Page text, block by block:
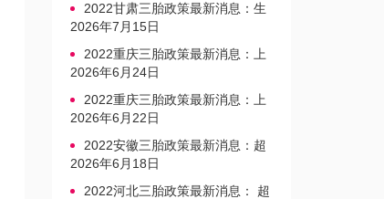
2022甘肃三胎政策最新消息：生
育产假不享受带薪福利
2026年7月15日
2022重庆三胎政策最新消息：上
户口、办准生证指南
2026年6月24日
2022重庆三胎政策最新消息：上
户口、办准生证指南
2026年6月22日
2022安徽三胎政策最新消息：超
生家庭罚款标准更新
2026年6月18日
2022河北三胎政策最新消息： 超